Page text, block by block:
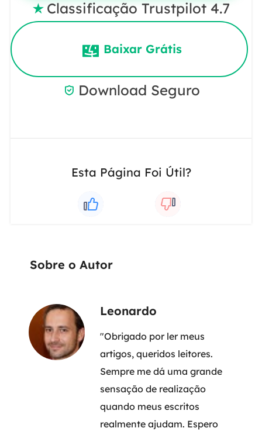
 Classificação Trustpilot 4.7
Baixar Grátis
 Download Seguro
Esta Página Foi Útil?
Sobre o Autor
Leonardo
"Obrigado por ler meus
artigos, queridos leitores.
Sempre me dá uma grande
sensação de realização
quando meus escritos
realmente ajudam. Espero